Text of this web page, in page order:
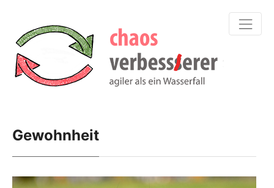
Gewohnheit